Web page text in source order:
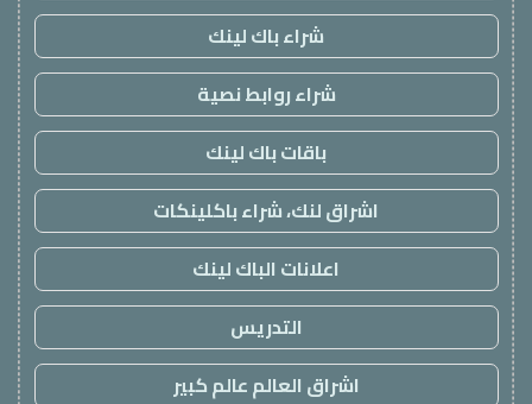
شراء باك لينك
شراء روابط نصية
باقات باك لينك
اشراق لنك، شراء باكلينكات
اعلانات الباك لينك
التدريس
اشراق العالم عالم كبير